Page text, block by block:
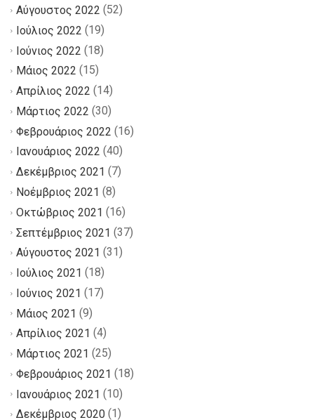
Αύγουστος 2022 (52)
Ιούλιος 2022 (19)
Ιούνιος 2022 (18)
Μάιος 2022 (15)
Απρίλιος 2022 (14)
Μάρτιος 2022 (30)
Φεβρουάριος 2022 (16)
Ιανουάριος 2022 (40)
Δεκέμβριος 2021 (7)
Νοέμβριος 2021 (8)
Οκτώβριος 2021 (16)
Σεπτέμβριος 2021 (37)
Αύγουστος 2021 (31)
Ιούλιος 2021 (18)
Ιούνιος 2021 (17)
Μάιος 2021 (9)
Απρίλιος 2021 (4)
Μάρτιος 2021 (25)
Φεβρουάριος 2021 (18)
Ιανουάριος 2021 (10)
Δεκέμβριος 2020 (1)